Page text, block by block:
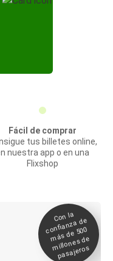
Fácil de comprar
tus billetes online,
nuestra app o en una
Flixshop
Con la
confianza de
más de 500
millones de
pasajeros